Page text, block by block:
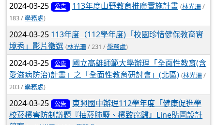
2024-03-25 公告 113年度山野教育推廣實施計畫 (林光珊/
183 /學務處)
2024-03-25 113年度（112學年度)「校園珍惜健保教育實
境秀」影片徵選 (林光珊/ 231 /學務處)
2024-03-25 公告
國立高雄師範大學辦理「全面性教育(含
愛滋病防治)計畫」之「全面性教育研討會」(北區) (林光珊/
203 /學務處)
2024-03-25 公告
東興國中辦理112學年度「健康促進學
校菸檳害防制議題『抽菸肺廢、檳致癌歸』Line貼圖設計